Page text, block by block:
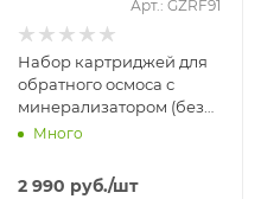
Арт.: GZRF91
Набор картриджей для
обратного осмоса с
минерализатором (без
мембраны)
Много
2 990 руб./шт